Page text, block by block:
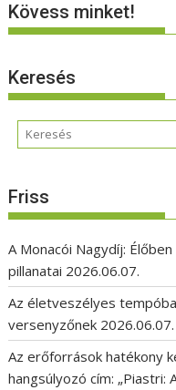
Kövess minket!
Keresés
Friss
A Monacói Nagydíj:
pillanatai 2026.06.07.
Az életveszélyes
versenyzőnek 2026.06.07.
Az erőforrások hatékony
hangsúlyozó cím: „Piastri: